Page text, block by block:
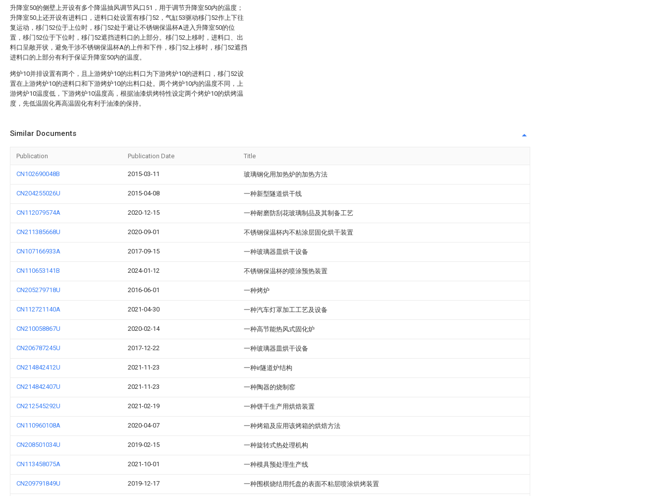
升降室50的侧壁上开设有多个降温抽风调节风口51，用于调节升降室50内的温度；
升降室50上还开设有进料口，进料口处设置有移门52，气缸53驱动移门52作上下往
复运动，移门52位于上位时，移门52处于避让不锈钢保温杯A进入升降室50的位
置，移门52位于下位时，移门52遮挡进料口的上部分。移门52上移时，进料口、出
料口呈敞开状，避免干涉不锈钢保温杯A的上件和下件，移门52上移时，移门52遮挡
进料口的上部分有利于保证升降室50内的温度。
烤炉10并排设置有两个，且上游烤炉10的出料口为下游烤炉10的进料口，移门52设
置在上游烤炉10的进料口和下游烤炉10的出料口处。两个烤炉10内的温度不同，上
游烤炉10温度低，下游烤炉10温度高，根据油漆烘烤特性设定两个烤炉10的烘烤温
度，先低温固化再高温固化有利于油漆的保持。
Similar Documents
Publication Publication Date Title
CN102690048B 2015-03-11 玻璃钢化用加热炉的加热方法
CN204255026U 2015-04-08 一种新型隧道烘干线
CN112079574A 2020-12-15 一种耐磨防刮花玻璃制品及其制备工艺
CN211385668U 2020-09-01 不锈钢保温杯内不粘涂层固化烘干装置
CN107166933A 2017-09-15 一种玻璃器皿烘干设备
CN110653141B 2024-01-12 不锈钢保温杯的喷涂预热装置
CN205279718U 2016-06-01 一种烤炉
CN112721140A 2021-04-30 一种汽车灯罩加工工艺及设备
CN210058867U 2020-02-14 一种高节能热风式固化炉
CN206787245U 2017-12-22 一种玻璃器皿烘干设备
CN214842412U 2021-11-23 一种ir隧道炉结构
CN214842407U 2021-11-23 一种陶器的烧制窑
CN212545292U 2021-02-19 一种饼干生产用烘焙装置
CN110960108A 2020-04-07 一种烤箱及应用该烤箱的烘焙方法
CN208501034U 2019-02-15 一种旋转式热处理机构
CN113458075A 2021-10-01 一种模具预处理生产线
CN209791849U 2019-12-17 一种围棋烧结用托盘的表面不粘层喷涂烘烤装置